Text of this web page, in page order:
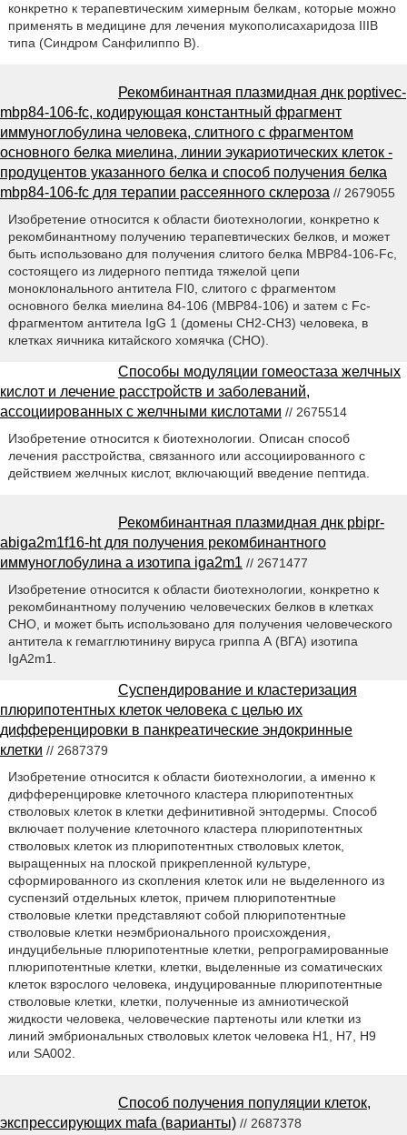
конкретно к терапевтическим химерным белкам, которые можно
применять в медицине для лечения мукополисахаридоза IIIB
типа (Синдром Санфилиппо В).
Рекомбинантная плазмидная днк poptivec-
mbp84-106-fc, кодирующая константный фрагмент
иммуноглобулина человека, слитного с фрагментом
основного белка миелина, линии эукариотических клеток -
продуцентов указанного белка и способ получения белка
mbp84-106-fc для терапии рассеянного склероза // 2679055
Изобретение относится к области биотехнологии, конкретно к
рекомбинантному получению терапевтических белков, и может
быть использовано для получения слитого белка MBP84-106-Fc,
состоящего из лидерного пептида тяжелой цепи
моноклонального антитела FI0, слитого с фрагментом
основного белка миелина 84-106 (МВР84-106) и затем с Fc-
фрагментом антитела IgG 1 (домены СН2-СН3) человека, в
клетках яичника китайского хомячка (СНО).
Способы модуляции гомеостаза желчных
кислот и лечение расстройств и заболеваний,
ассоциированных с желчными кислотами // 2675514
Изобретение относится к биотехнологии. Описан способ
лечения расстройства, связанного или ассоциированного с
действием желчных кислот, включающий введение пептида.
Рекомбинантная плазмидная днк pbipr-
abiga2m1f16-ht для получения рекомбинантного
иммуноглобулина а изотипа iga2m1 // 2671477
Изобретение относится к области биотехнологии, конкретно к
рекомбинантному получению человеческих белков в клетках
СНО, и может быть использовано для получения человеческого
антитела к гемагглютинину вируса гриппа А (ВГА) изотипа
IgA2m1.
Суспендирование и кластеризация
плюрипотентных клеток человека с целью их
дифференцировки в панкреатические эндокринные
клетки // 2687379
Изобретение относится к области биотехнологии, а именно к
дифференцировке клеточного кластера плюрипотентных
стволовых клеток в клетки дефинитивной энтодермы. Способ
включает получение клеточного кластера плюрипотентных
стволовых клеток из плюрипотентных стволовых клеток,
выращенных на плоской прикрепленной культуре,
сформированного из скопления клеток или не выделенного из
суспензий отдельных клеток, причем плюрипотентные
стволовые клетки представляют собой плюрипотентные
стволовые клетки неэмбрионального происхождения,
индуцибельные плюрипотентные клетки, репрограмированные
плюрипотентные клетки, клетки, выделенные из соматических
клеток взрослого человека, индуцированные плюрипотентные
стволовые клетки, клетки, полученные из амниотической
жидкости человека, человеческие партеноты или клетки из
линий эмбриональных стволовых клеток человека H1, H7, H9
или SA002.
Способ получения популяции клеток,
экспрессирующих mafa (варианты) // 2687378